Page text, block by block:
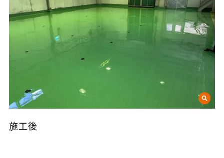
施工後